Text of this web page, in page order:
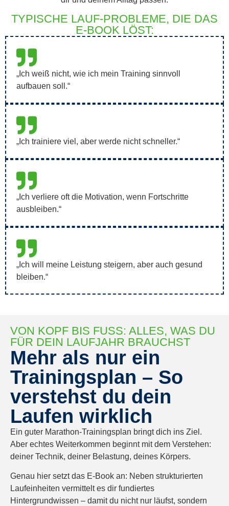
TYPISCHE LAUF-PROBLEME, DIE DAS
E-BOOK LÖST:
„Ich weiß nicht, wie ich mein Training sinnvoll
aufbauen soll.“
„Ich trainiere viel, aber werde nicht schneller.“
„Ich verliere oft die Motivation, wenn Fortschritte
ausbleiben.“
„Ich will meine Leistung steigern, aber auch gesund
bleiben.“
VON KOPF BIS FUSS: ALLES, WAS DU F
ÜR DEIN LAUFJAHR BRAUCHST
Mehr als nur ein
Trainingsplan – So
verstehst du dein
Laufen wirklich
Ein guter Marathon-Trainingsplan bringt dich ins Ziel.
Aber echtes Weiterkommen beginnt mit dem Verstehen:
deiner Technik, deiner Belastung, deines Körpers.
Genau hier setzt das E-Book an: Neben strukturierten
Laufeinheiten vermittelt es dir fundiertes
Hintergrundwissen – damit du nicht nur läufst, sondern